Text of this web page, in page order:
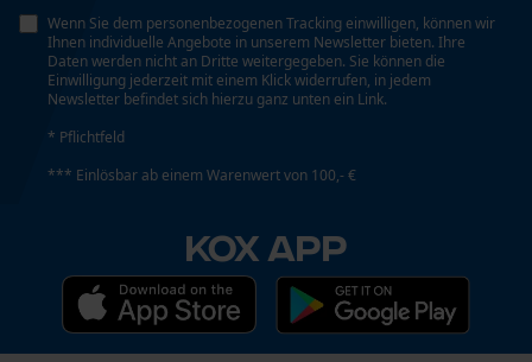
Nein
Energie & Leistung
Akku/Batterien nicht im Lieferumfang enthalten
Wenn Sie dem personenbezogenen Tracking einwilligen, können wir
Ihnen individuelle Angebote in unserem Newsletter bieten. Ihre
Daten werden nicht an Dritte weitergegeben. Sie können die
Einwilligung jederzeit mit einem Klick widerrufen, in jedem
Newsletter befindet sich hierzu ganz unten ein Link.
* Pflichtfeld
*** Einlösbar ab einem Warenwert von 100,- €
KOX APP
Google Maps
Kontaktaufnahme per Chat
Marketing Cookies
Google Global Site Tag
Microsoft Advertising Universal